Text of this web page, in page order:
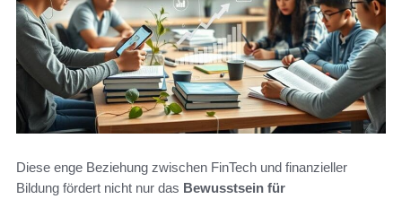
Diese enge Beziehung zwischen FinTech und finanzieller
Bildung fördert nicht nur das Bewusstsein für